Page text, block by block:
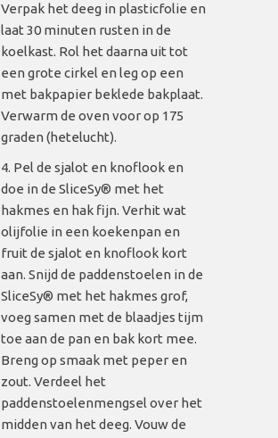
Verpak het deeg in plasticfolie en
laat 30 minuten rusten in de
koelkast. Rol het daarna uit tot
een grote cirkel en leg op een
met bakpapier beklede bakplaat.
Verwarm de oven voor op 175
graden (hetelucht).
Pel de sjalot en knoflook en
doe in de SliceSy® met het
hakmes en hak fijn. Verhit wat
olijfolie in een koekenpan en
fruit de sjalot en knoflook kort
aan. Snijd de paddenstoelen in de
SliceSy® met het hakmes grof,
voeg samen met de blaadjes tijm
toe aan de pan en bak kort mee.
Breng op smaak met peper en
zout. Verdeel het
paddenstoelenmengsel over het
midden van het deeg. Vouw de